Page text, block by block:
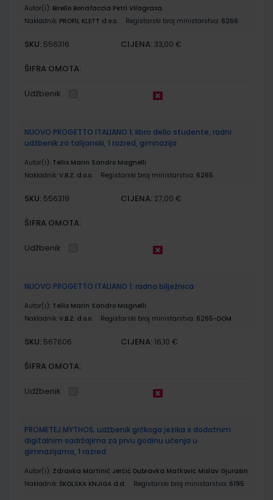
Autor(i): Birello Bonafaccia Petri Vilagrasa
Nakladnik: PROFIL KLETT d.o.o. Registarski broj ministarstva: 6266
SKU: 556316 CIJENA: 33,00 €
ŠIFRA OMOTA:
Udžbenik
NUOVO PROGETTO ITALIANO 1; libro dello studente, radni
udžbenik za talijanski, 1 razred, gimnazija
Autor(i): Tellis Marin Sandro Magnelli
Nakladnik: V.B.Z. d.o.o. Registarski broj ministarstva: 6265
SKU: 556319 CIJENA: 27,00 €
ŠIFRA OMOTA:
Udžbenik
NUOVO PROGETTO ITALIANO 1; radna bilježnica
Autor(i): Tellis Marin Sandro Magnelli
Nakladnik: V.B.Z. d.o.o. Registarski broj ministarstva: 6265-DOM
SKU: 567606 CIJENA: 16,10 €
ŠIFRA OMOTA:
Udžbenik
PROMETEJ MYTHOS; udžbenik grčkoga jezika s dodatnim
digitalnim sadržajima za prvu godinu učenja u
gimnazijama, 1 razred
Autor(i): Zdravka Martinić Jerčić Dubravka Matković Mislav Gjurašin
Nakladnik: ŠKOLSKA KNJIGA d.d. Registarski broj ministarstva: 6195